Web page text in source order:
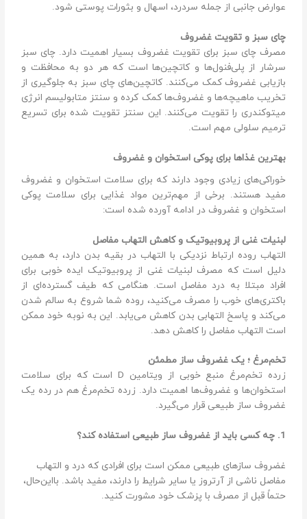
عوارض جانبی از جمله سردرد، اسهال و بثورات پوستی شود.
چای سبز و تقویت غضروف
مصرف چای سبز برای تقویت غضروف بسیار اهمیت دارد. چای سبز
سرشار از پلی‌فنول‌ها و کاتچین‌ها است که هر دو به محافظت و
بازیابی غضروف کمک می‌کنند. کاتچین‌های چای سبز به جلوگیری از
تخریب ماهیچه‌ها و غضروف‌ها کمک کرده و سنتز متابولیسم انرژی
میتوکندری را تقویت می‌کنند. این سنتز تقویت شده برای تسریع
ترمیم سلولی مهم است.
بهترین غذاها برای پوکی ‌استخوان و غضروف
خوراکی‌های زیادی وجود دارند که برای سلامت استخوان و غضروف
مفید هستند. برخی از مهم‌ترین مواد غذایی برای سلامت پوکی
استخوان و غضروف در ادامه آورده شده است:
لبنیات غنی از پروبیوتیک و کاهش التهاب مفاصل
التهاب روده ارتباط نزدیکی با التهاب در بقیه بدن دارد، به همین
دلیل است که مصرف لبنیات غنی از پروبیوتیک ایده خوبی برای
افراد مبتلا به درد مفاصل است. هنگامی که طیف گسترده‌ای از
باکتری‌های خوب را مصرف می‌کنید، روده شما شروع به سالم شدن
می‌کند و پاسخ التهابی بدن کاهش می‌یابد. این به نوبه خود ممکن
است التهاب مفاصل را کاهش دهد.
تخم‌مرغ ؛ یک غضروف ساز مطمئن
زرده تخم‌مرغ منبع خوبی از ویتامین D است که برای سلامت
استخوان‌ها و غضروف‌ها اهمیت دارد. زرده تخم‌مرغ هم در رده یک
غضروف ساز طبیعی قرار می‌گیرد.
1. چه کسی باید از غضروف ساز طبیعی استفاده کند؟
غضروف سازهای طبیعی ممکن است برای افرادی که درد و التهاب
مفاصل ناشی از آرتروز یا سایر شرایط را دارند، مفید باشد. بااین‌حال،
حتماً قبل از مصرف با پزشک خود مشورت کنید.